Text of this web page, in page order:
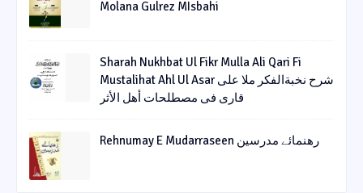
Molana Gulrez MIsbahi
Sharah Nukhbat Ul Fikr Mulla Ali Qari Fi
Mustalihat Ahl Ul Asar شرح نخبةالفکر ملا علی
قاری فی مصطلحات أھل الأثر
Rehnumay E Mudarraseen رهنمائے مدرسین